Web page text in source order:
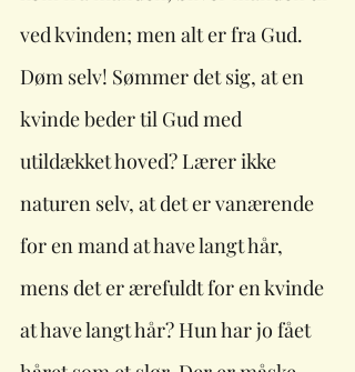
ved kvinden; men alt er fra Gud.
Døm selv! Sømmer det sig, at en
kvinde beder til Gud med
utildækket hoved? Lærer ikke
naturen selv, at det er vanærende
for en mand at have langt hår,
mens det er ærefuldt for en kvinde
at have langt hår? Hun har jo fået